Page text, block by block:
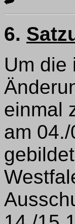
6.
Um die
einmal
am